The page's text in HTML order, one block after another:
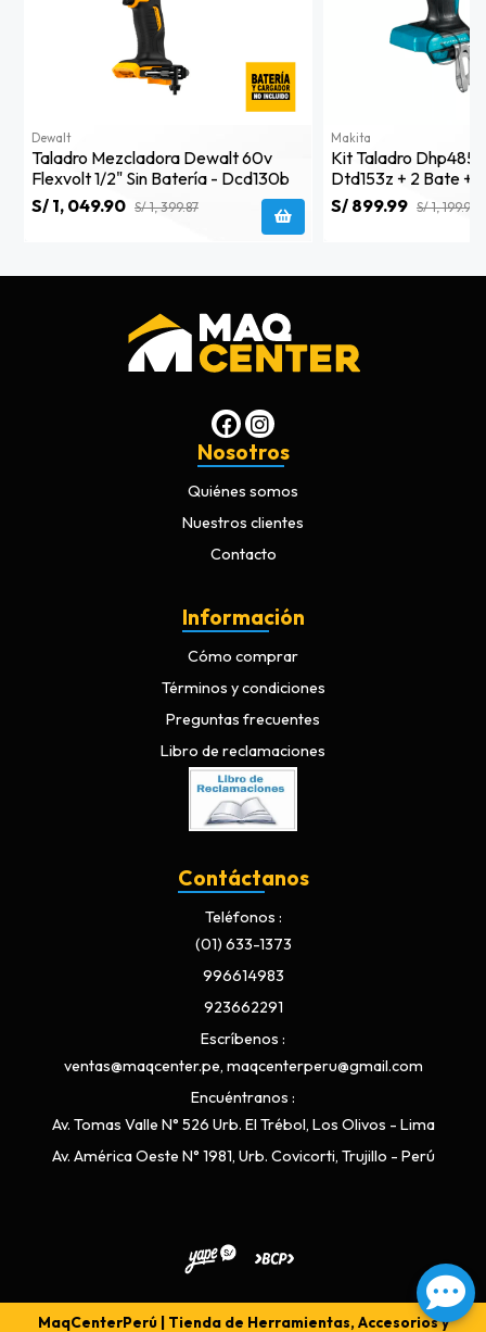
Dewalt
Taladro Mezcladora Dewalt 60v
Flexvolt 1/2" Sin Batería - Dcd130b
S/ 1, 049.90 S/ 1, 399.87
Makita
Kit Taladro Dhp485
Dtd153z + 2 Bate +
Makita
S/ 899.99 S/ 1, 199.99
Nosotros
Quiénes somos
Nuestros clientes
Contacto
Información
Cómo comprar
Términos y condiciones
Preguntas frecuentes
Libro de reclamaciones
Contáctanos
Teléfonos
(01) 633-1373
996614983
923662291
Escríbenos
ventas@maqcenter.pe, maqcenterperu@gmail.com
Encuéntranos
Av. Tomas Valle N° 526 Urb. El Trébol, Los Olivos - Lima
Av. América Oeste N° 1981, Urb. Covicorti, Trujillo - Perú
MaqCenterPerú | Tienda de Herramientas, Accesorios y